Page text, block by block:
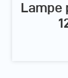
Lampe